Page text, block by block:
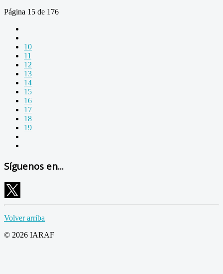
Página 15 de 176
10
11
12
13
14
15
16
17
18
19
Síguenos en...
Volver arriba
© 2026 IARAF